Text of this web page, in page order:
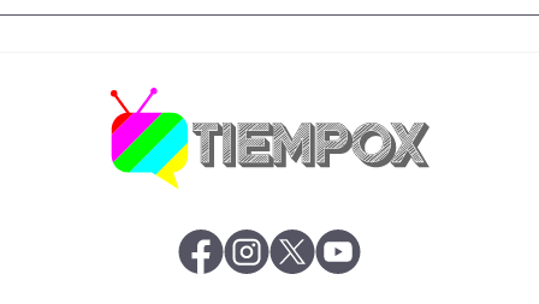
abre en nueva pestaña
abre en nueva pestaña
abre en nueva pestaña